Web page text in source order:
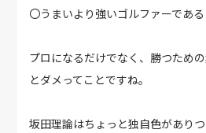
〇うまいより強いゴルファーであ
プロになるだけでなく、勝つため
とダメってことですね。
坂田理論はちょっと独自色があり